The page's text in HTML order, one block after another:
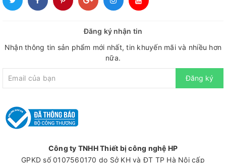
Đăng ký nhận tin
Nhận thông tin sản phẩm mới nhất, tin khuyến mãi và nhiều hơn
nữa.
Đăng ký
Công ty TNHH Thiết bị công nghệ HP
GPKD số 0107560170 do Sở KH và ĐT TP Hà Nội cấp